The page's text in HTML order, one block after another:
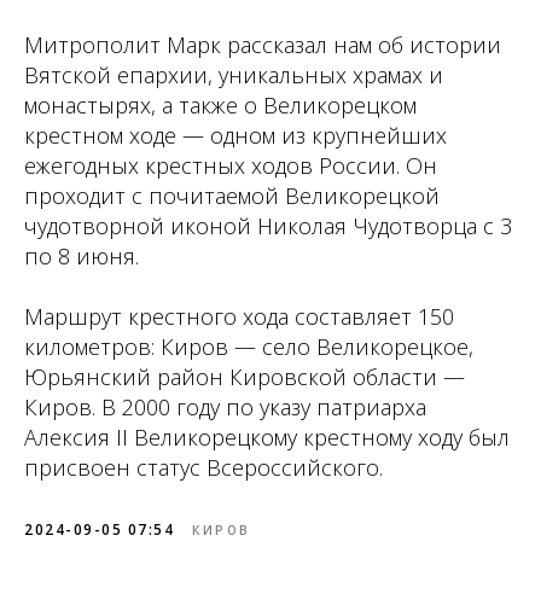
Митрополит Марк рассказал нам об истории
Вятской епархии, уникальных храмах и
монастырях, а также о Великорецком
крестном ходе — одном из крупнейших
ежегодных крестных ходов России. Он
проходит с почитаемой Великорецкой
чудотворной иконой Николая Чудотворца с 3
по 8 июня.
Маршрут крестного хода составляет 150
километров: Киров — село Великорецкое,
Юрьянский район Кировской области —
Киров. В 2000 году по указу патриарха
Алексия II Великорецкому крестному ходу был
присвоен статус Всероссийского.
2024-09-05 07:54 КИРОВ